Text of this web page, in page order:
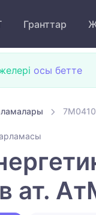
Гранттар
осы бетте
ат.